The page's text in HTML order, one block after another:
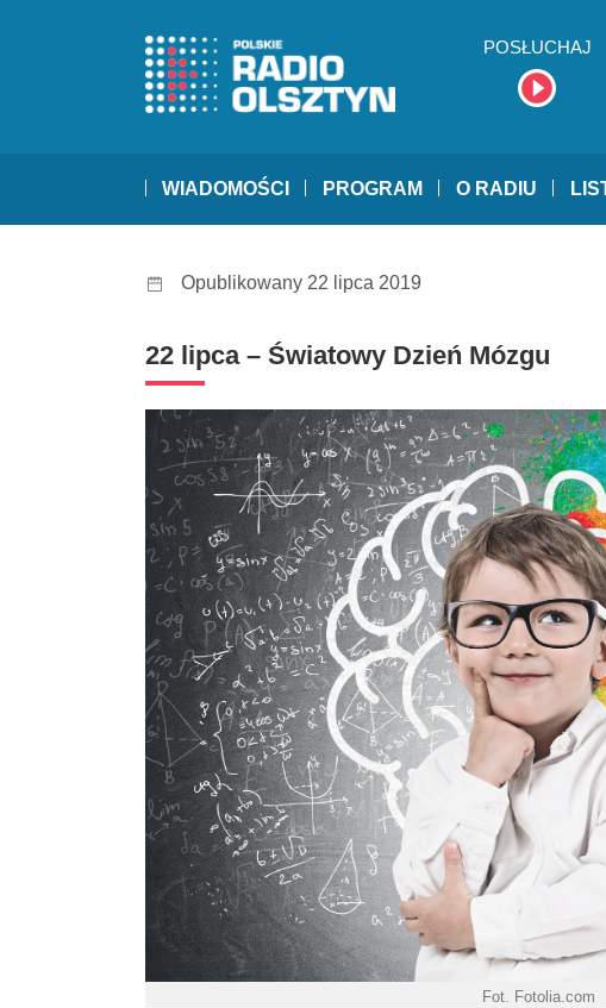
POSŁUCHAJ
WIADOMOŚCI PROGRAM O RADIU
Opublikowany 22 lipca 2019
22 lipca – Światowy Dzień Mózgu
Fot. Fotolia.com